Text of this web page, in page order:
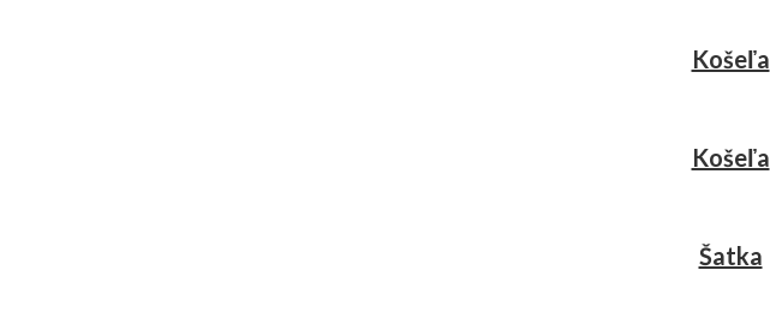
Košeľa
Košeľa
Šatka